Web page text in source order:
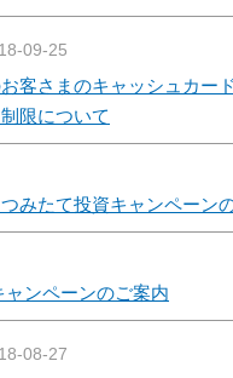
09-25
客さまのキャッシュカー
限について
みたて投資キャンペーン
ンペーンのご案内
08-27